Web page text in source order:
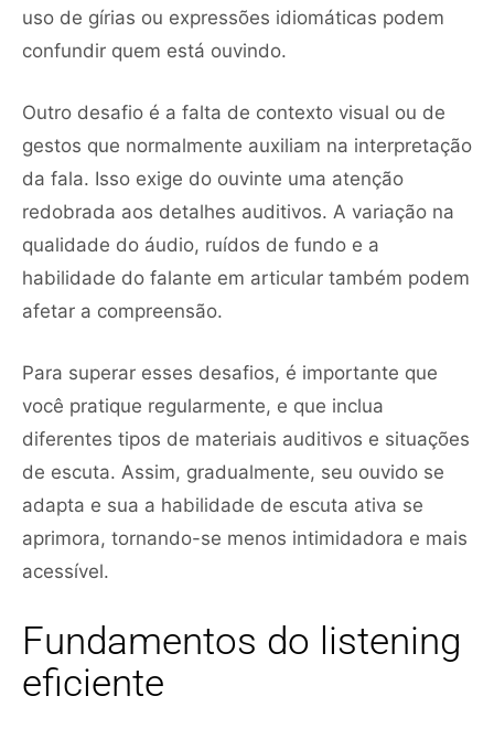
uso de gírias ou expressões idiomáticas podem
confundir quem está ouvindo.
Outro desafio é a falta de contexto visual ou de
gestos que normalmente auxiliam na interpretação
da fala. Isso exige do ouvinte uma atenção
redobrada aos detalhes auditivos. A variação na
qualidade do áudio, ruídos de fundo e a
habilidade do falante em articular também podem
afetar a compreensão.
Para superar esses desafios, é importante que
você pratique regularmente, e que inclua
diferentes tipos de materiais auditivos e situações
de escuta. Assim, gradualmente, seu ouvido se
adapta e sua a habilidade de escuta ativa se
aprimora, tornando-se menos intimidadora e mais
acessível.
Fundamentos do listening
eficiente